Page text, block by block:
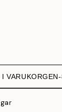
VARUKORGEN-